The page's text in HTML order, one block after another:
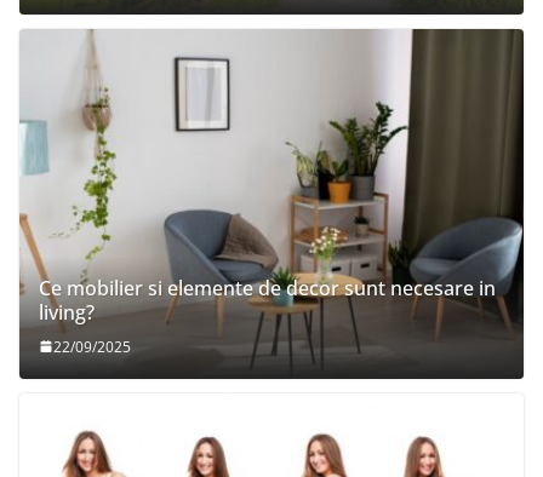
Ce mobilier si elemente de decor sunt necesare in
living?
22/09/2025